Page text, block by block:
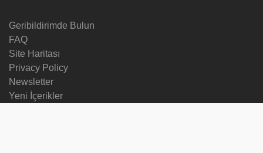
Geribildirimde Bulun
FAQ
Site Haritası
Privacy Policy
Newsletter
Yeni İçerikler